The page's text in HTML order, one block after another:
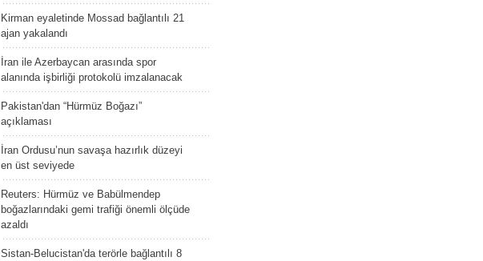
Kirman eyaletinde Mossad bağlantılı 21
ajan yakalandı
İran ile Azerbaycan arasında spor
alanında işbirliği protokolü imzalanacak
Pakistan'dan “Hürmüz Boğazı”
açıklaması
İran Ordusu’nun savaşa hazırlık düzeyi
en üst seviyede
Reuters: Hürmüz ve Babülmendep
boğazlarındaki gemi trafiği önemli ölçüde
azaldı
Sistan-Belucistan'da terörle bağlantılı 8